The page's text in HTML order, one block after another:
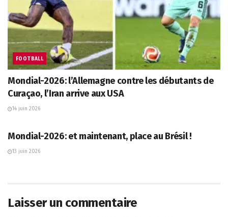
FOOTBALL
Mondial-2026: l’Allemagne contre les débutants de
Curaçao, l’Iran arrive aux USA
14 juin 2026
Mondial-2026: et maintenant, place au Brésil !
13 juin 2026
Laisser un commentaire